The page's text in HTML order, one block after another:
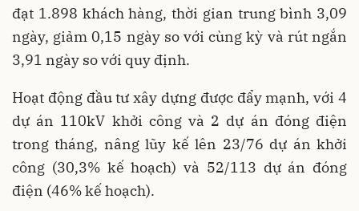
đạt 1.898 khách hàng, thời gian trung bình 3,09
ngày, giảm 0,15 ngày so với cùng kỳ và rút ngắn
3,91 ngày so với quy định.
Hoạt động đầu tư xây dựng được đẩy mạnh, với 4
dự án 110kV khởi công và 2 dự án đóng điện
trong tháng, nâng lũy kế lên 23/76 dự án khởi
công (30,3% kế hoạch) và 52/113 dự án đóng
điện (46% kế hoạch).